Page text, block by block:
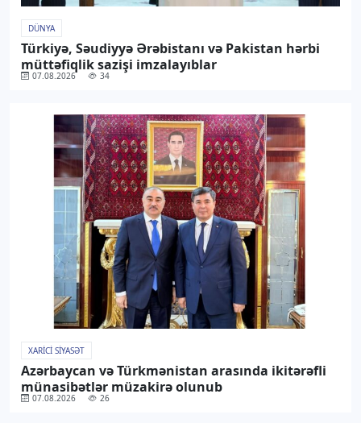
DÜNYA
Türkiyə, Səudiyyə Ərəbistanı və Pakistan hərbi
müttəfiqlik sazişi imzalayıblar
07.08.2026 34
XARICI SIYASƏT
Azərbaycan və Türkmənistan arasında ikitərəfli
münasibətlər müzakirə olunub
07.08.2026 26